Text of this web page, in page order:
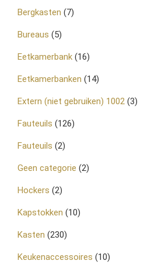
Bergkasten (7)
Bureaus (5)
Eetkamerbank (16)
Eetkamerbanken (14)
Extern (niet gebruiken) 1002 (3)
Fauteuils (126)
Fauteuils (2)
Geen categorie (2)
Hockers (2)
Kapstokken (10)
Kasten (230)
Keukenaccessoires (10)